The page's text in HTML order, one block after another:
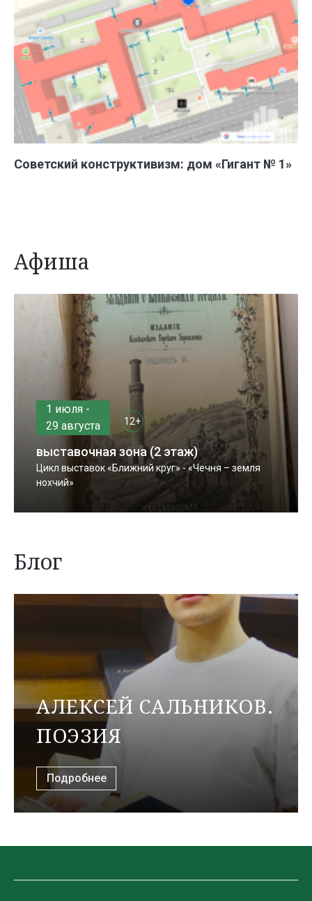
Советский конструктивизм: дом «Гигант № 1»
Афиша
1 июля -
29 августа
12+
выставочная зона (2 этаж)
Цикл выставок «Ближний круг» - «Чечня – земля
нохчий»
Блог
АЛЕКСЕЙ САЛЬНИКОВ.
ПОЭЗИЯ
Подробнее